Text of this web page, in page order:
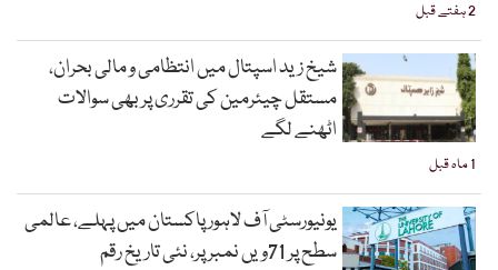
2 ہفتے قبل
1 ماہ قبل
شیخ زید اسپتال میں انتظامی و مالی بحران،
مستقل چیئرمین کی تقرری پر بھی سوالات
اٹھنے لگے
یونیورسٹی آف لاہور پاکستان میں پہلے، عالمی
سطح پر 71ویں نمبر پر، نئی تاریخ رقم